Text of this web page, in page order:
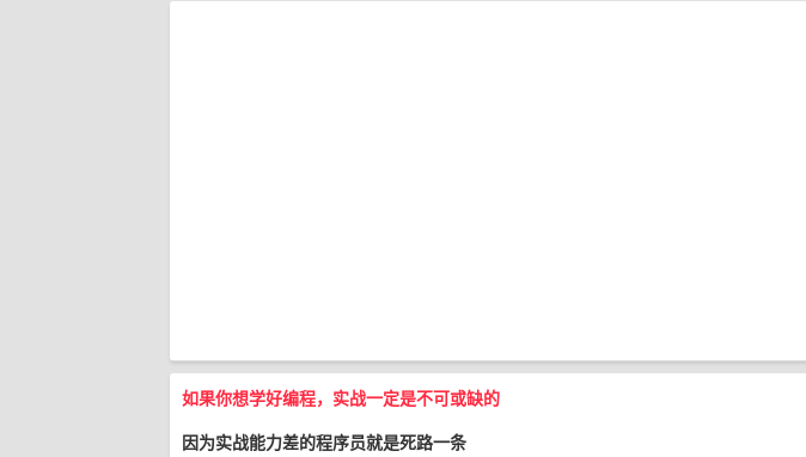
如果你想学好编程，实战一定是不可或缺的
因为实战能力差的程序员就是死路一条